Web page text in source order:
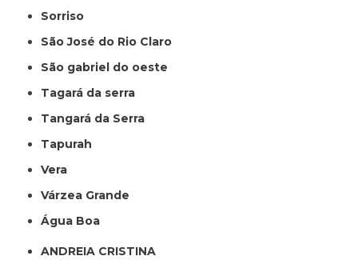
Sorriso
São José do Rio Claro
São gabriel do oeste
Tagará da serra
Tangará da Serra
Tapurah
Vera
Várzea Grande
Água Boa
ANDREIA CRISTINA